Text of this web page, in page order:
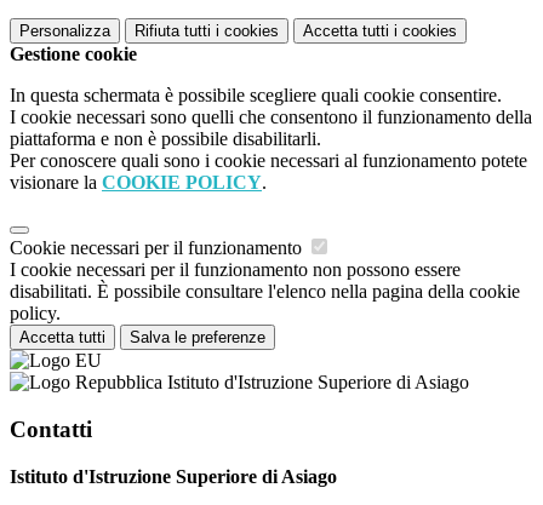
Personalizza Rifiuta tutti i cookies Accetta tutti i cookies
Gestione cookie
In questa schermata è possibile scegliere quali cookie consentire.
I cookie necessari sono quelli che consentono il funzionamento della
piattaforma e non è possibile disabilitarli.
Per conoscere quali sono i cookie necessari al funzionamento potete
visionare la COOKIE POLICY.
Cookie necessari per il funzionamento
I cookie necessari per il funzionamento non possono essere
disabilitati. È possibile consultare l'elenco nella pagina della cookie
policy.
Accetta tutti Salva le preferenze
Istituto d'Istruzione Superiore di Asiago
Contatti
Istituto d'Istruzione Superiore di Asiago